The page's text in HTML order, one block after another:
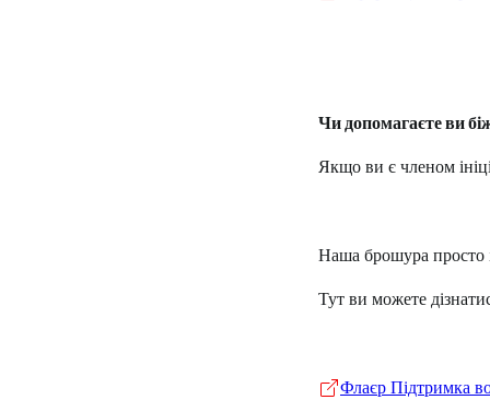
Чи допомагаєте ви
Якщо ви є членом
Наша брошура просто
Тут ви можете
Флаєр Підтримка